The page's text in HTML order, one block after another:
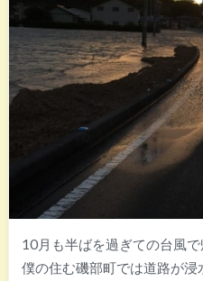
10月も半ばを過ぎての台風
僕の住む磯部町では道路が